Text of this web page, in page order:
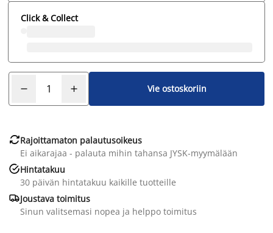
Click & Collect
Vie ostoskoriin
Rajoittamaton palautusoikeus
Ei aikarajaa - palauta mihin tahansa JYSK-myymälään
Hintatakuu
30 päivän hintatakuu kaikille tuotteille
Joustava toimitus
Sinun valitsemasi nopea ja helppo toimitus